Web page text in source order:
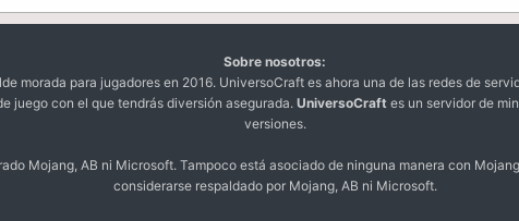
Sobre nosotros:
morada para jugadores en 2016. UniversoCraft es ahora una de las redes de
juego con el que tendrás diversión asegurada. UniversoCraft es un servidor de
versiones.
Mojang, AB ni Microsoft. Tampoco está asociado de ninguna manera con
considerarse respaldado por Mojang, AB ni Microsoft.